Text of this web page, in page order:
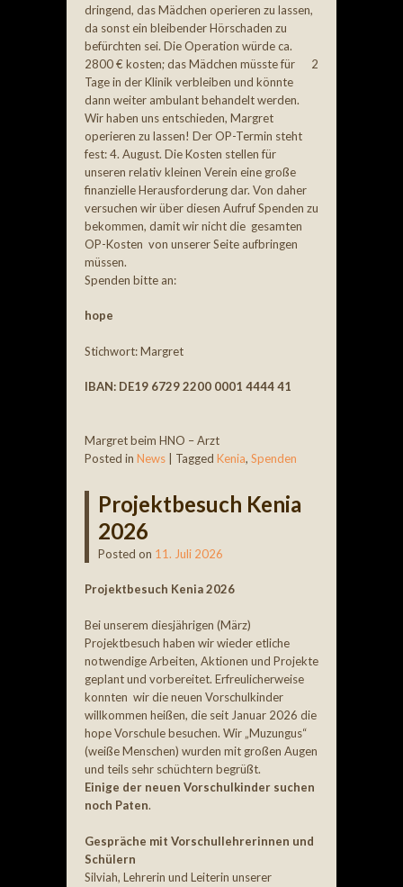
dringend, das Mädchen operieren zu lassen,
da sonst ein bleibender Hörschaden zu
befürchten sei. Die Operation würde ca.
2800 € kosten; das Mädchen müsste für 2
Tage in der Klinik verbleiben und könnte
dann weiter ambulant behandelt werden.
Wir haben uns entschieden, Margret
operieren zu lassen! Der OP-Termin steht
fest: 4. August. Die Kosten stellen für
unseren relativ kleinen Verein eine große
finanzielle Herausforderung dar. Von daher
versuchen wir über diesen Aufruf Spenden zu
bekommen, damit wir nicht die gesamten
OP-Kosten von unserer Seite aufbringen
müssen.
Spenden bitte an:
hope
Stichwort: Margret
IBAN: DE19 6729 2200 0001 4444 41
Margret beim HNO – Arzt
Posted in News Tagged Kenia, Spenden
Projektbesuch Kenia
2026
Posted on 11. Juli 2026
Projektbesuch Kenia 2026
Bei unserem diesjährigen (März)
Projektbesuch haben wir wieder etliche
notwendige Arbeiten, Aktionen und Projekte
geplant und vorbereitet. Erfreulicherweise
konnten wir die neuen Vorschulkinder
willkommen heißen, die seit Januar 2026 die
hope Vorschule besuchen. Wir „Muzungus“
(weiße Menschen) wurden mit großen Augen
und teils sehr schüchtern begrüßt.
Einige der neuen Vorschulkinder suchen
noch Paten.
Gespräche mit Vorschullehrerinnen und
Schülern
Silviah, Lehrerin und Leiterin unserer